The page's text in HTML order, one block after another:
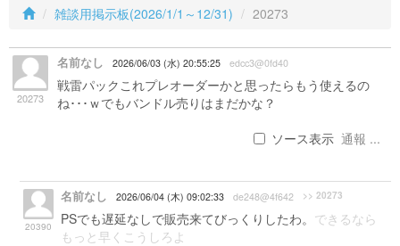
雑談用掲示板(2026/1/1～12/31) 20273
20273
名前なし 2026/06/03 (水) 20:55:25 edcc3@0fd40
戦雷パックこれプレオーダーかと思ったらもう使えるの
ね･･･ｗでもバンドル売りはまだかな？
ソース表示 通報 ...
20390
名前なし 2026/06/04 (木) 09:02:33 de248@4f642 >> 20273
PSでも遅延なしで販売来てびっくりしたわ。 できるなら
もっと早くこうしろよ